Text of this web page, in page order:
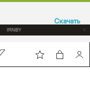
Скачать
Скачать